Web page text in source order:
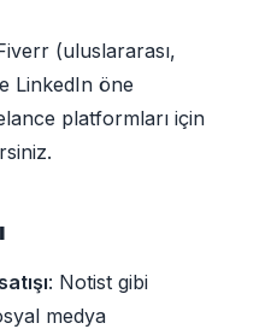
(uluslararası,
LinkedIn öne
platformları için
: Notist gibi
medya